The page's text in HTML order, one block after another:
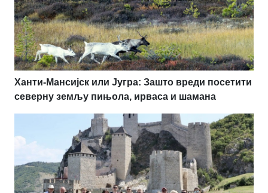
Ханти-Мансијск или Југра: Зашто вреди посетити
северну земљу пињола, ирваса и шамана